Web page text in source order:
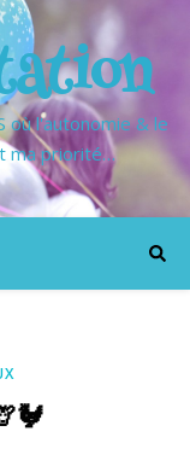
où l'autonomie & le
ma priorité…